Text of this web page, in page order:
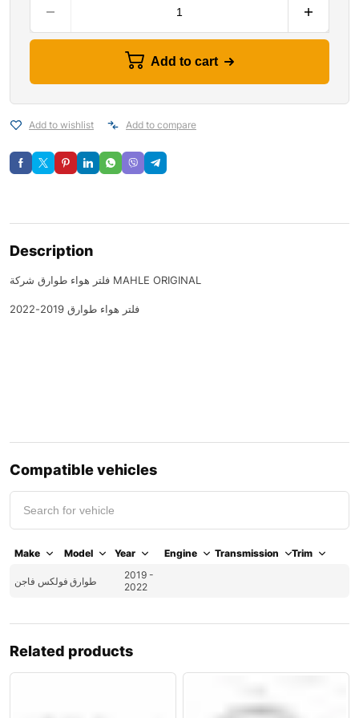
Add to cart
Add to wishlist Add to compare
Description
فلتر هواء طوارق شركة MAHLE ORIGINAL
فلتر هواء طوارق 2019-2022
Compatible vehicles
Make Model Year Engine Transmission Trim
فولكس فاجن طوارق
2019 -
2022
Related products